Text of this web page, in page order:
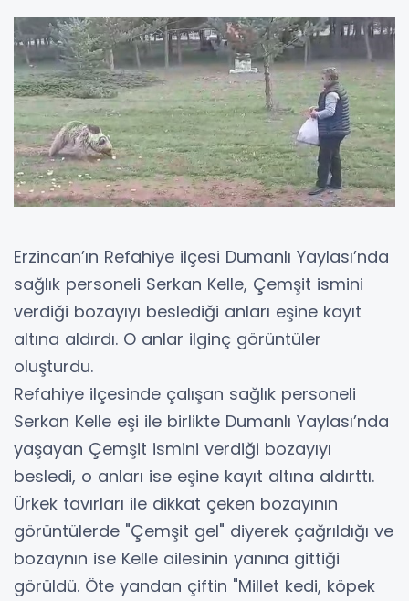
Erzincan’ın Refahiye ilçesi Dumanlı Yaylası’nda
sağlık personeli Serkan Kelle, Çemşit ismini
verdiği bozayıyı beslediği anları eşine kayıt
altına aldırdı. O anlar ilginç görüntüler
oluşturdu.
Refahiye ilçesinde çalışan sağlık personeli
Serkan Kelle eşi ile birlikte Dumanlı Yaylası’nda
yaşayan Çemşit ismini verdiği bozayıyı
besledi, o anları ise eşine kayıt altına aldırttı.
Ürkek tavırları ile dikkat çeken bozayının
görüntülerde "Çemşit gel" diyerek çağrıldığı ve
bozaynın ise Kelle ailesinin yanına gittiği
görüldü. Öte yandan çiftin "Millet kedi, köpek